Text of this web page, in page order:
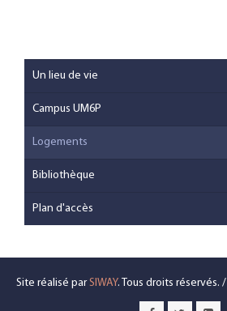
Un lieu de vie
Campus UM6P
Logements
Bibliothèque
Plan d'accès
Site réalisé parSIWAY. Tous droits réservés. /